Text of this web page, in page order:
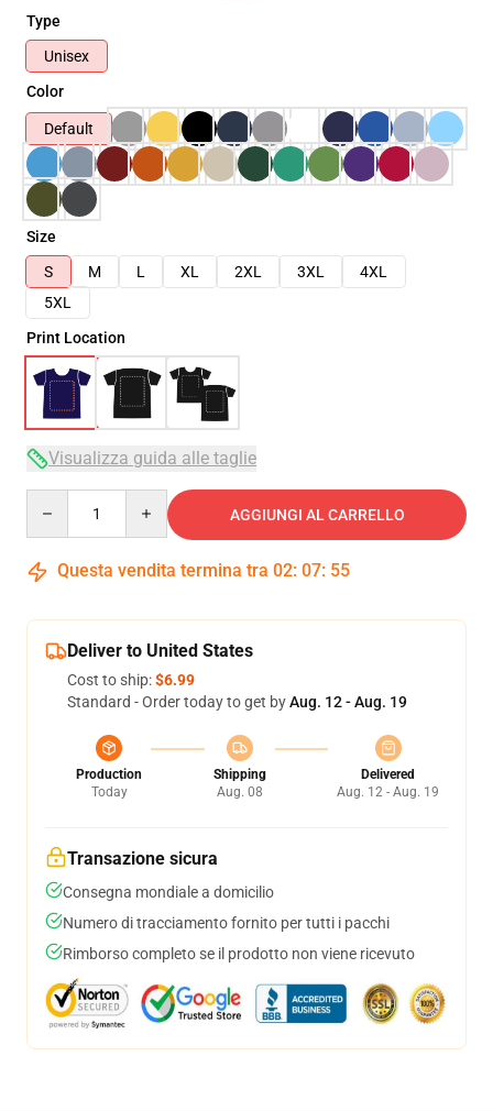
Type
Unisex
Color
Default
Size
S
M L XL 2XL 3XL
4XL
5XL
Print Location
Visualizza guida alle taglie
AGGIUNGI AL CARRELLO
Questa vendita termina tra 02: 07: 54
Deliver to United States
Cost to ship:$6.99
Standard - Order today to get byAug. 12 - Aug. 19
Production
Today
Shipping
Aug. 08
Delivered
Aug. 12 - Aug. 19
Transazione sicura
Consegna mondiale a domicilio
Numero di tracciamento fornito per tutti i pacchi
Rimborso completo se il prodotto non viene ricevuto